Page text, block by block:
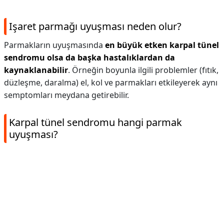
Işaret parmağı uyuşması neden olur?
Parmakların uyuşmasında en büyük etken karpal tünel
sendromu olsa da başka hastalıklardan da
kaynaklanabilir. Örneğin boyunla ilgili problemler (fıtık,
düzleşme, daralma) el, kol ve parmakları etkileyerek aynı
semptomları meydana getirebilir.
Karpal tünel sendromu hangi parmak
uyuşması?